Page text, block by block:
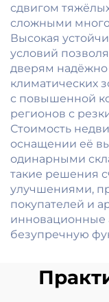
сдвигом
сложными
Высокая
условий
дверям
климатических
с повышенной
регионов с
Стоимость
оснащении её
одинарными
такие решения
улучшениями,
покупателей и
инновационные
безупречную